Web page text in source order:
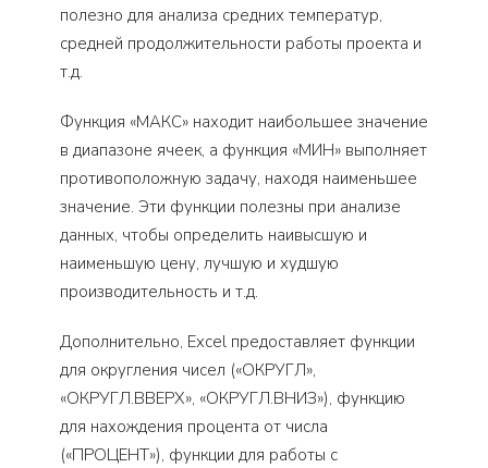
полезно для анализа средних температур,
средней продолжительности работы проекта и
т.д.
Функция «МАКС» находит наибольшее значение
в диапазоне ячеек, а функция «МИН» выполняет
противоположную задачу, находя наименьшее
значение. Эти функции полезны при анализе
данных, чтобы определить наивысшую и
наименьшую цену, лучшую и худшую
производительность и т.д.
Дополнительно, Excel предоставляет функции
для округления чисел («ОКРУГЛ»,
«ОКРУГЛ.ВВЕРХ», «ОКРУГЛ.ВНИЗ»), функцию
для нахождения процента от числа
(«ПРОЦЕНТ»), функции для работы с